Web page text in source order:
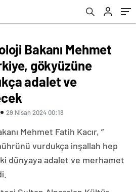
gelecek
Bakanı Mehmet
gökyüzüne
adalet ve
29 Nisan 2024 00:18
Mehmet Fatih Kacır, ”
vurdukça inşallah hep
dünyaya adalet ve merhamet